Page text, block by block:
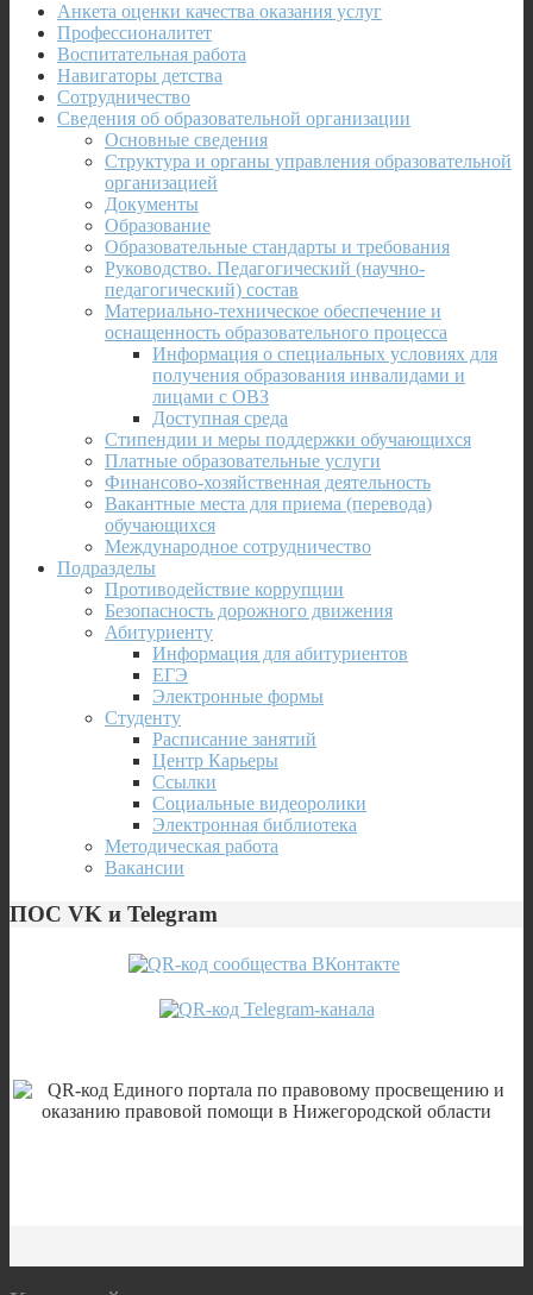
Анкета оценки качества оказания услуг
Профессионалитет
Воспитательная работа
Навигаторы детства
Сотрудничество
Сведения об образовательной организации
Основные сведения
Структура и органы управления образовательной
организацией
Документы
Образование
Образовательные стандарты и требования
Руководство. Педагогический (научно-
педагогический) состав
Материально-техническое обеспечение и
оснащенность образовательного процесса
Информация о специальных условиях для
получения образования инвалидами и
лицами с ОВЗ
Доступная среда
Стипендии и меры поддержки обучающихся
Платные образовательные услуги
Финансово-хозяйственная деятельность
Вакантные места для приема (перевода)
обучающихся
Международное сотрудничество
Подразделы
Противодействие коррупции
Безопасность дорожного движения
Абитуриенту
Информация для абитуриентов
ЕГЭ
Электронные формы
Студенту
Расписание занятий
Центр Карьеры
Ссылки
Социальные видеоролики
Электронная библиотека
Методическая работа
Вакансии
ПОС VK и Telegram